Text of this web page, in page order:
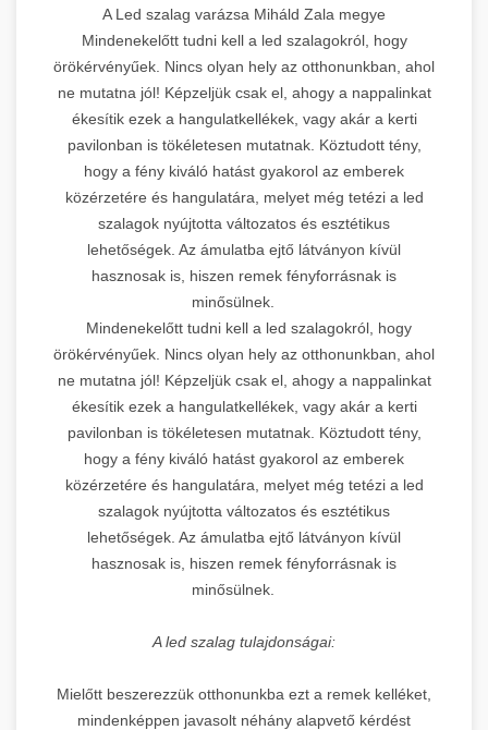
A Led szalag varázsa Miháld Zala megye
Mindenekelőtt tudni kell a led szalagokról, hogy
örökérvényűek. Nincs olyan hely az otthonunkban, ahol
ne mutatna jól! Képzeljük csak el, ahogy a nappalinkat
ékesítik ezek a hangulatkellékek, vagy akár a kerti
pavilonban is tökéletesen mutatnak. Köztudott tény,
hogy a fény kiváló hatást gyakorol az emberek
közérzetére és hangulatára, melyet még tetézi a led
szalagok nyújtotta változatos és esztétikus
lehetőségek. Az ámulatba ejtő látványon kívül
hasznosak is, hiszen remek fényforrásnak is
minősülnek.
Mindenekelőtt tudni kell a led szalagokról, hogy
örökérvényűek. Nincs olyan hely az otthonunkban, ahol
ne mutatna jól! Képzeljük csak el, ahogy a nappalinkat
ékesítik ezek a hangulatkellékek, vagy akár a kerti
pavilonban is tökéletesen mutatnak. Köztudott tény,
hogy a fény kiváló hatást gyakorol az emberek
közérzetére és hangulatára, melyet még tetézi a led
szalagok nyújtotta változatos és esztétikus
lehetőségek. Az ámulatba ejtő látványon kívül
hasznosak is, hiszen remek fényforrásnak is
minősülnek.
A led szalag tulajdonságai:
Mielőtt beszerezzük otthonunkba ezt a remek kelléket,
mindenképpen javasolt néhány alapvető kérdést